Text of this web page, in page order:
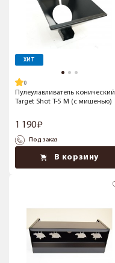
ХИТ
Пулеулавливатель конический
Target Shot T-5 M (с мишенью)
1 190
Под заказ
В корзину